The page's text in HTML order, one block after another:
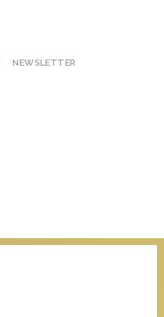
NEWSLETTER